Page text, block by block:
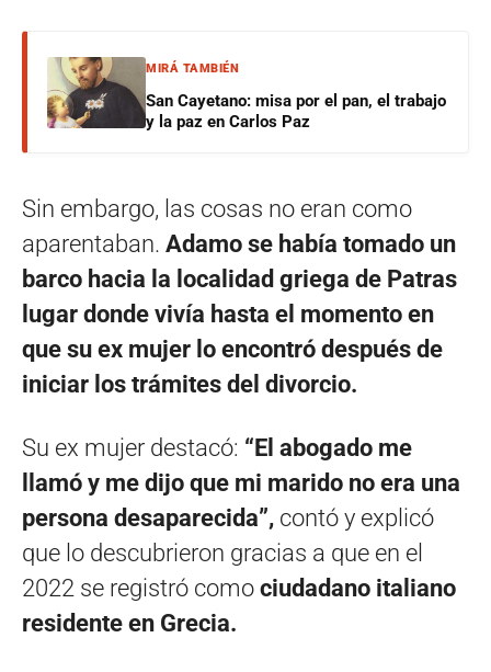
MIRÁ TAMBIÉN
San Cayetano: misa por el pan, el trabajo
y la paz en Carlos Paz
Sin embargo, las cosas no eran como
aparentaban. Adamo se había tomado un
barco hacia la localidad griega de Patras
lugar donde vivía hasta el momento en
que su ex mujer lo encontró después de
iniciar los trámites del divorcio.
Su ex mujer destacó: “El abogado me
llamó y me dijo que mi marido no era una
persona desaparecida”, contó y explicó
que lo descubrieron gracias a que en el
2022 se registró como ciudadano italiano
residente en Grecia.